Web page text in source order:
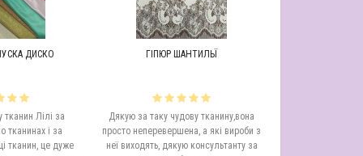
ДИСКО
Лілі за
тканинах і за
тканин, це дуже
ГІПЮР ШАНТИЛЬЇ
Дякую за таку чудову тканину,вона
просто неперевершена, а які вироби з
неї виходять, дякую консультанту за